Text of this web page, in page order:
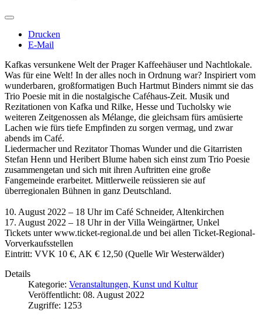
Drucken
E-Mail
Kafkas versunkene Welt der Prager Kaffeehäuser und Nachtlokale.
Was für eine Welt! In der alles noch in Ordnung war? Inspiriert vom
wunderbaren, großformatigen Buch Hartmut Binders nimmt sie das
Trio Poesie mit in die nostalgische Caféhaus-Zeit. Musik und
Rezitationen von Kafka und Rilke, Hesse und Tucholsky wie
weiteren Zeitgenossen als Mélange, die gleichsam fürs amüsierte
Lachen wie fürs tiefe Empfinden zu sorgen vermag, und zwar
abends im Café.
Liedermacher und Rezitator Thomas Wunder und die Gitarristen
Stefan Henn und Heribert Blume haben sich einst zum Trio Poesie
zusammengetan und sich mit ihren Auftritten eine große
Fangemeinde erarbeitet. Mittlerweile reüssieren sie auf
überregionalen Bühnen in ganz Deutschland.
10. August 2022 – 18 Uhr im Café Schneider, Altenkirchen
17. August 2022 – 18 Uhr in der Villa Weingärtner, Unkel
Tickets unter www.ticket-regional.de und bei allen Ticket-Regional-
Vorverkaufsstellen
Eintritt: VVK 10 €, AK € 12,50 (Quelle Wir Westerwälder)
Details
Kategorie: Veranstaltungen, Kunst und Kultur
Veröffentlicht: 08. August 2022
Zugriffe: 1253